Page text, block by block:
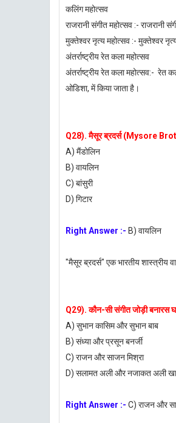
कलिंग महोत्सव
राजरानी संगीत महोत्सव :- राजरानी
मुक्तेश्वर नृत्य महोत्सव :- मुक्तेश्वर
अंतर्राष्ट्रीय रेत कला महोत्सव
अंतर्राष्ट्रीय रेत कला महोत्सव:- रेत
ओडिशा, में किया जाता है।
Q28). मैसूर ब्रदर्स (Mysore
A) मैंडोलिन
B) वायलिन
C) बांसुरी
D) गिटार
Right Answer :- B) वायलिन
"मैसूर ब्रदर्स" एक भारतीय शास्त्रीय
Q29). कौन-सी संगीत जोड़ी बनारस
A) सुभान कासिम और सुभान बाब
B) संध्या और प्रसून बनर्जी
C) राजन और साजन मिश्रा
D) सलामत अली और नजाकत अली
Right Answer :- C) राजन और